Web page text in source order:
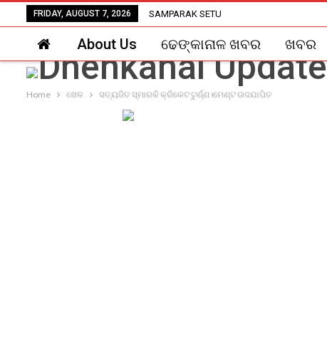
FRIDAY, AUGUST 7, 2026 SAMPARAK SETU
About Us ଢେଙ୍କାନାଳ ଖବର ଖବର
Home ଖେଳ ସତ୍ୟଜିତ ସ୍ମାରକି କ୍ରିକେଟ ଟୁର୍ଣ୍ଣ।ମେଣ୍ଟ ଉଦଯାପିତ